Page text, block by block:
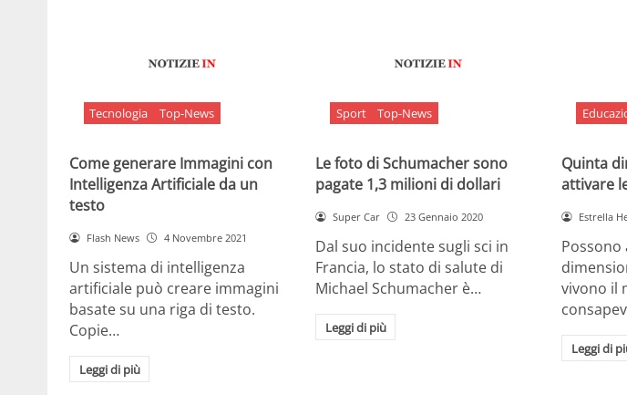
Tecnologia Top-News
Come generare Immagini con
Intelligenza Artificiale da un
testo
Flash News 4 Novembre 2021
Un sistema di intelligenza
artificiale può creare immagini
basate su una riga di testo.
Copie…
Leggi di più
Sport Top-News
Le foto di Schumacher sono
pagate 1,3 milioni di dollari
Super Car 23 Gennaio 2020
Dal suo incidente sugli sci in
Francia, lo stato di salute di
Michael Schumacher è…
Leggi di più
Quinta
attivare
Estrella
Possono
vivono il
Leggi di